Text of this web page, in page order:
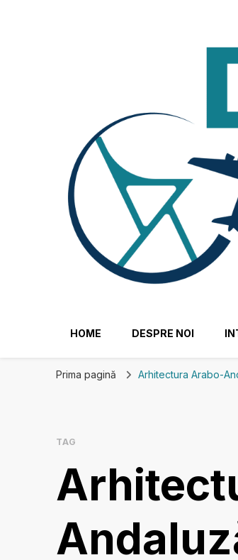
HOME DESPRE NOI
Prima pagină Arhitectura Arabo-
TAG